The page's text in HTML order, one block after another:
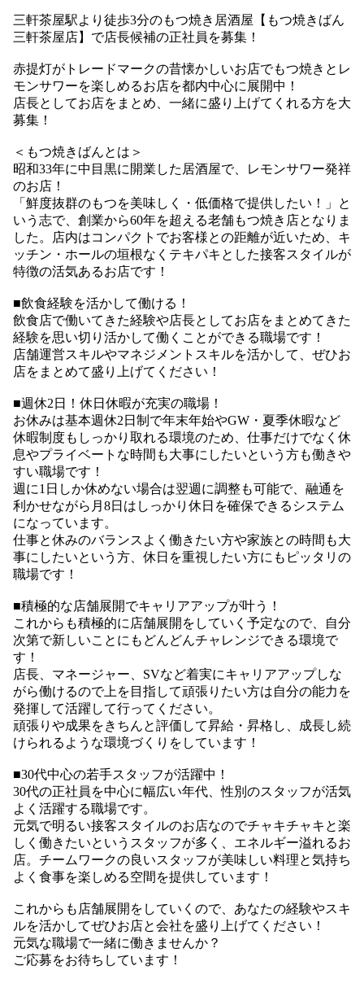
三軒茶屋駅より徒歩3分のもつ焼き居酒屋【もつ焼きばん
三軒茶屋店】で店長候補の正社員を募集！
赤提灯がトレードマークの昔懐かしいお店でもつ焼きとレ
モンサワーを楽しめるお店を都内中心に展開中！
店長としてお店をまとめ、一緒に盛り上げてくれる方を大
募集！
＜もつ焼きばんとは＞
昭和33年に中目黒に開業した居酒屋で、レモンサワー発祥
のお店！
「鮮度抜群のもつを美味しく・低価格で提供したい！」と
いう志で、創業から60年を超える老舗もつ焼き店となりま
した。店内はコンパクトでお客様との距離が近いため、キ
ッチン・ホールの垣根なくテキパキとした接客スタイルが
特徴の活気あるお店です！
■飲食経験を活かして働ける！
飲食店で働いてきた経験や店長としてお店をまとめてきた
経験を思い切り活かして働くことができる職場です！
店舗運営スキルやマネジメントスキルを活かして、ぜひお
店をまとめて盛り上げてください！
■週休2日！休日休暇が充実の職場！
お休みは基本週休2日制で年末年始やGW・夏季休暇など
休暇制度もしっかり取れる環境のため、仕事だけでなく休
息やプライベートな時間も大事にしたいという方も働きや
すい職場です！
週に1日しか休めない場合は翌週に調整も可能で、融通を
利かせながら月8日はしっかり休日を確保できるシステム
になっています。
仕事と休みのバランスよく働きたい方や家族との時間も大
事にしたいという方、休日を重視したい方にもピッタリの
職場です！
■積極的な店舗展開でキャリアアップが叶う！
これからも積極的に店舗展開をしていく予定なので、自分
次第で新しいことにもどんどんチャレンジできる環境で
す！
店長、マネージャー、SVなど着実にキャリアアップしな
がら働けるので上を目指して頑張りたい方は自分の能力を
発揮して活躍して行ってください。
頑張りや成果をきちんと評価して昇給・昇格し、成長し続
けられるような環境づくりをしています！
■30代中心の若手スタッフが活躍中！
30代の正社員を中心に幅広い年代、性別のスタッフが活気
よく活躍する職場です。
元気で明るい接客スタイルのお店なのでチャキチャキと楽
しく働きたいというスタッフが多く、エネルギー溢れるお
店。チームワークの良いスタッフが美味しい料理と気持ち
よく食事を楽しめる空間を提供しています！
これからも店舗展開をしていくので、あなたの経験やスキ
ルを活かしてぜひお店と会社を盛り上げてください！
元気な職場で一緒に働きませんか？
ご応募をお待ちしています！